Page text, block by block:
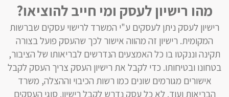
מהו רישיון לעסק ומי חייב להוציאו?
רישיון לעסק ניתן לעסקים ע"י המשרד לרישוי עסקים שברשות
המקומית. רישיון זה מהווה אישור לכך שהעסק פועל בצורה
תקינה וננקטו בו כל האמצעים הנדרשים לבריאותו של הציבור,
בטחונו ובטיחותו. כדי לקבל את רישיון העסק צריך העסק לקבל
אישורים מגורמים שונים כמו רשות הכיבוי וההצלה, משרד
הבריאות ועוד. לא כל עסק נדרש לקבל רישיון. סוגי העסקים